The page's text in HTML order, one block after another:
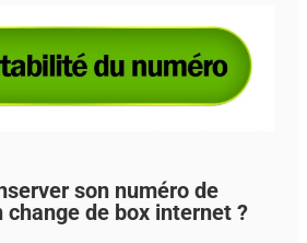
son numéro de
change de box internet ?